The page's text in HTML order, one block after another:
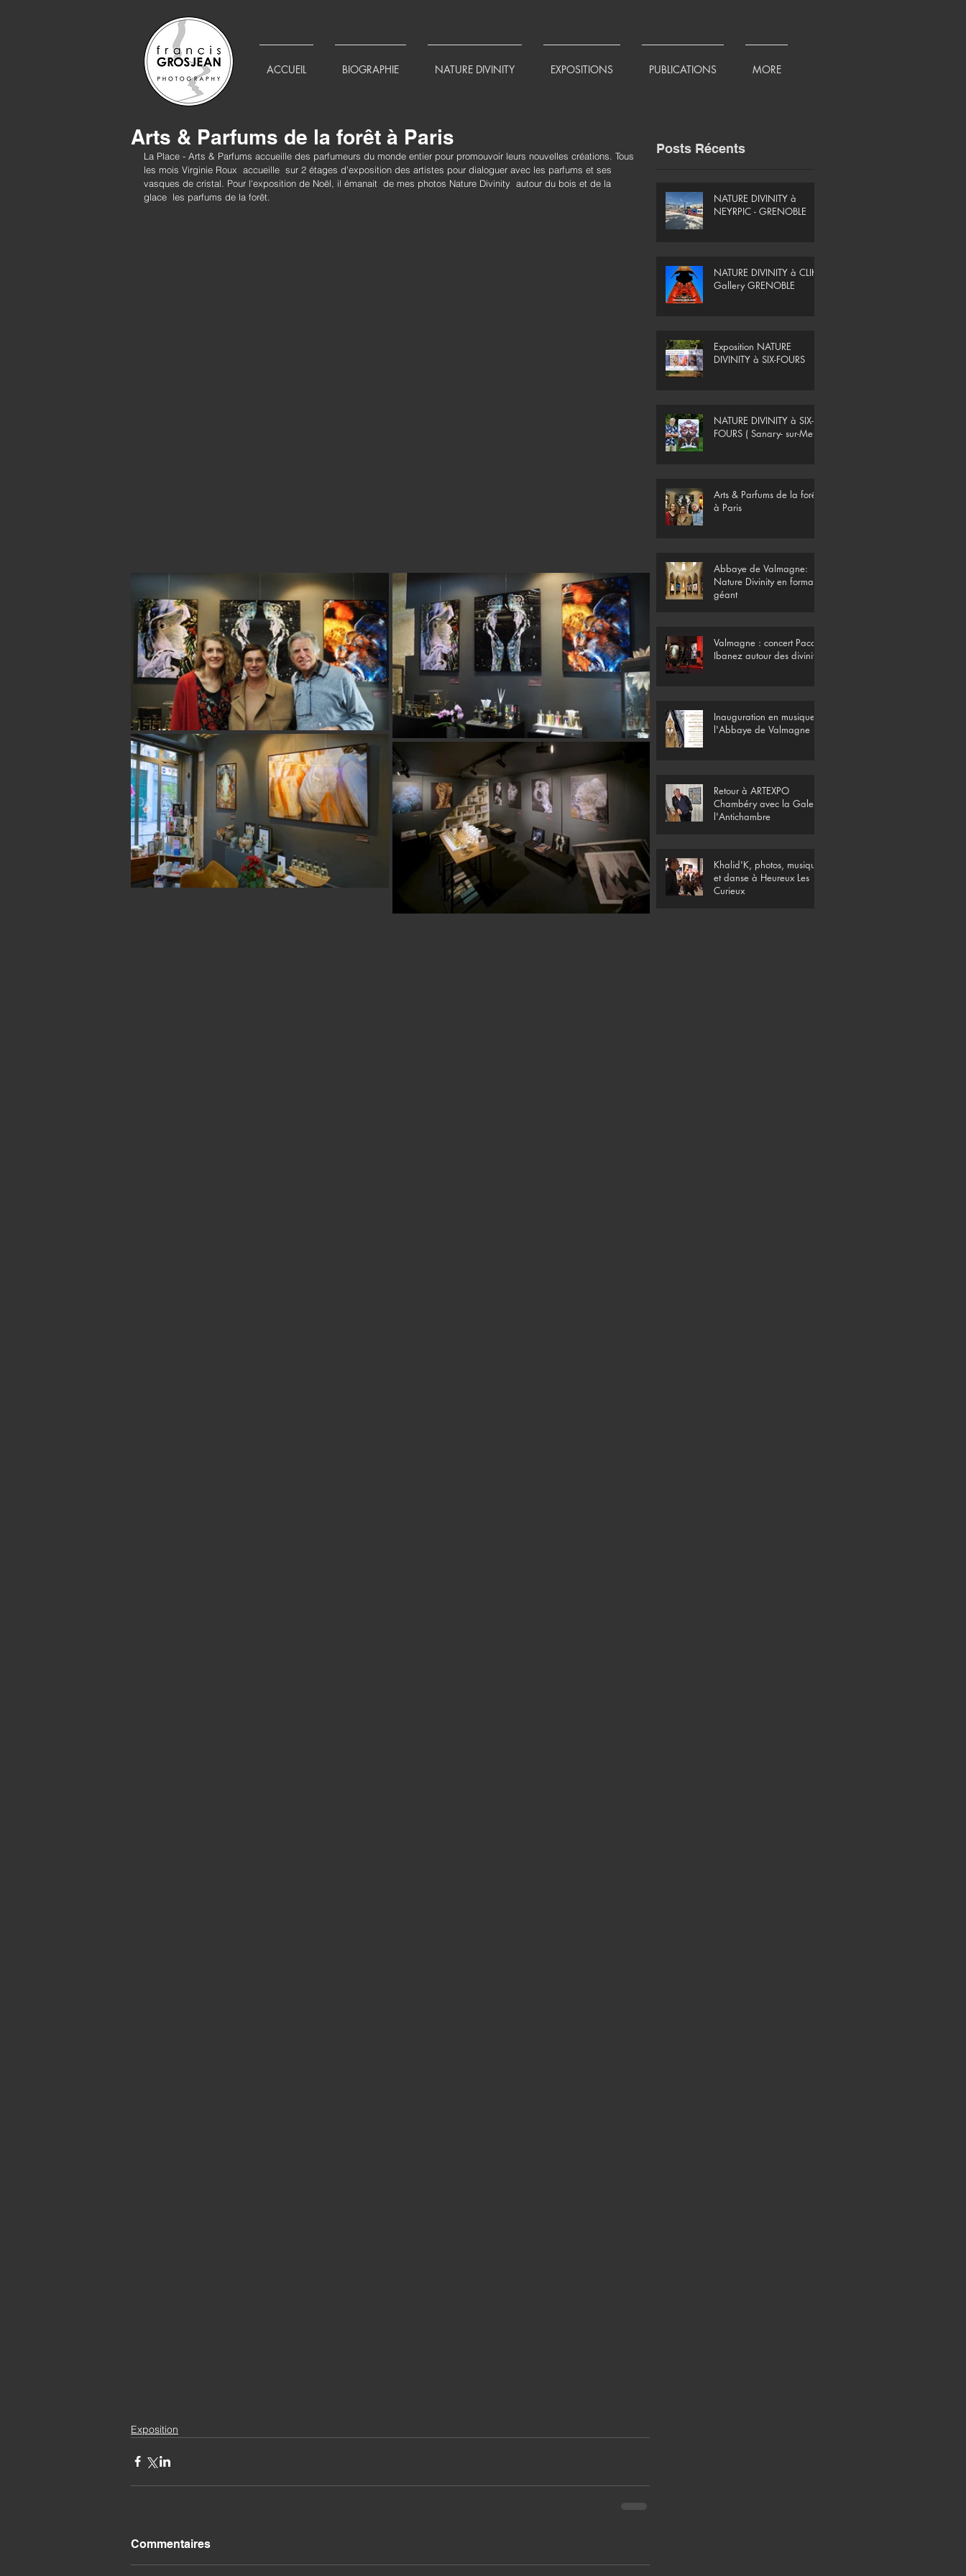
ACCUEIL BIOGRAPHIE NATURE DIVINITY EXPOSITIONS PUBLICATIONS MORE
Arts & Parfums de la forêt à Paris
La Place - Arts & Parfums accueille des parfumeurs du monde entier pour promouvoir leurs nouvelles créations. Tous
les mois Virginie Roux  accueille  sur 2 étages d'exposition des artistes pour dialoguer avec les parfums et ses
vasques de cristal. Pour l'exposition de Noël, il émanait  de mes photos Nature Divinity  autour du bois et de la
glace  les parfums de la forêt.
Exposition
Commentaires
Posts Récents
NATURE DIVINITY à
NEYRPIC - GRENOBLE
NATURE DIVINITY à CLIK
Gallery GRENOBLE
Exposition NATURE
DIVINITY à SIX-FOURS
NATURE DIVINITY à SIX-
FOURS ( Sanary- sur-Mer)
Arts & Parfums de la forêt
à Paris
Abbaye de Valmagne:
Nature Divinity en format
géant
Valmagne : concert Paco
Ibanez autour des divinités
Inauguration en musique à
l'Abbaye de Valmagne
Retour à ARTEXPO
Chambéry avec la Galerie
l'Antichambre
Khalid'K, photos, musique
et danse à Heureux Les
Curieux